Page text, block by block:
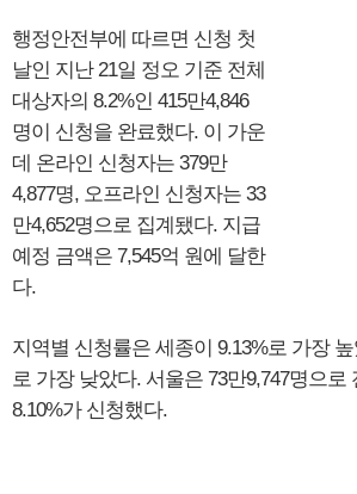
행정안전부에 따르면 신청 첫
날인 지난 21일 정오 기준 전체
대상자의 8.2%인 415만4,846
명이 신청을 완료했다. 이 가운
데 온라인 신청자는 379만
4,877명, 오프라인 신청자는 33
만4,652명으로 집계됐다. 지급
예정 금액은 7,545억 원에 달한
다.
지역별 신청률은 세종이 9.13%로 가장
로 가장 낮았다. 서울은 73만9,747명으로
8.10%가 신청했다.